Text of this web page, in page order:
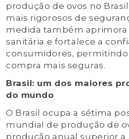
produção de ovos no
mais rigorosos de
medida também aprimora
sanitária e fortalece a
consumidores, permitindo
compra mais seguras.
Brasil: um dos maiores
do mundo
O Brasil ocupa a sétima
mundial de produção de
produção anual superior a